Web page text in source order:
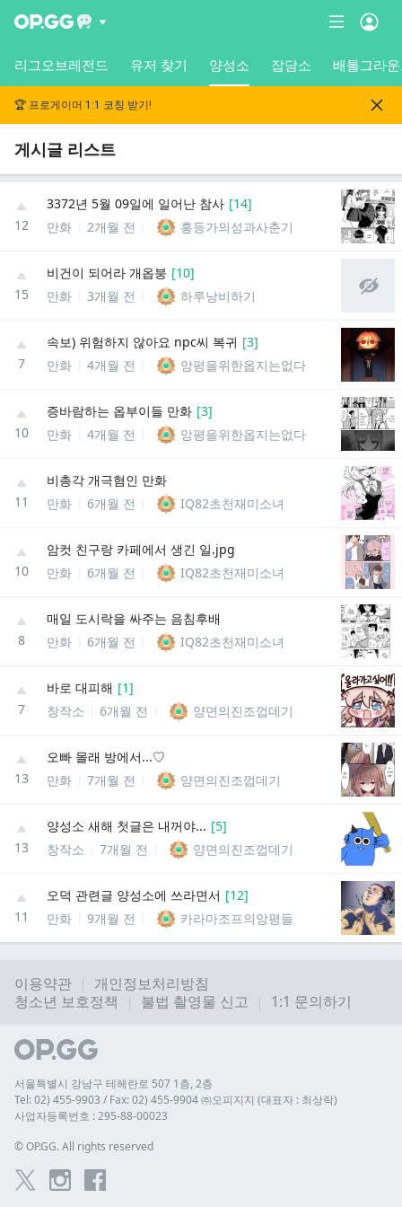
리그오브레전드 유저 찾기 양성소 잡담소 배틀그라
🏆 프로게이머 1:1 코칭 받기!
게시글 리스트
12
3372년 5월 09일에 일어난 참사 [14]
만화
2개월 전 홍등가의성과사춘기
15
비건이 되어라 개옵붕 [10]
만화
3개월 전 하루낭비하기
7
속보) 위험하지 않아요 npc씨 복귀 [3]
만화
4개월 전 앙평을위한옵지는없다
10
증바람하는 옵부이들 만화 [3]
만화
4개월 전 앙평을위한옵지는없다
11
비총각 개극혐인 만화
만화
6개월 전 IQ82초천재미소녀
10
암컷 친구랑 카페에서 생긴 일.jpg
만화
6개월 전 IQ82초천재미소녀
8
매일 도시락을 싸주는 음침후배
만화
6개월 전 IQ82초천재미소녀
7
바로 대피해 [1]
창작소
6개월 전 양면의진조껍데기
13
오빠 몰래 방에서...♡
만화
7개월 전 양면의진조껍데기
13
양성소 새해 첫글은 내꺼야... [5]
창작소
7개월 전 양면의진조껍데기
11
오덕 관련글 양성소에 쓰라면서 [12]
만화
9개월 전 카라마조프의앙평들
이용약관
개인정보처리방침
청소년 보호정책
불법 촬영물 신고 1:1 문의하기
서울특별시 강남구 테헤란로 507 1층, 2층
Tel: 02) 455-9903 / Fax: 02) 455-9904 ㈜오피지지 (대표자 : 최상락)
사업자등록번호 : 295-88-00023
© OP.GG. All rights reserved